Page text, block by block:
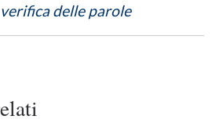
verifica delle parole